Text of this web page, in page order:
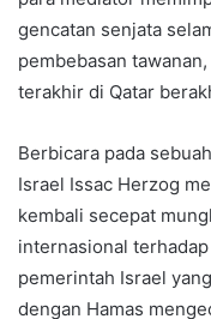
gencatan senjata
pembebasan
terakhir di Qatar
Berbicara pada
Israel Issac Herzog
kembali secepat
internasional
pemerintah Israel
dengan Hamas